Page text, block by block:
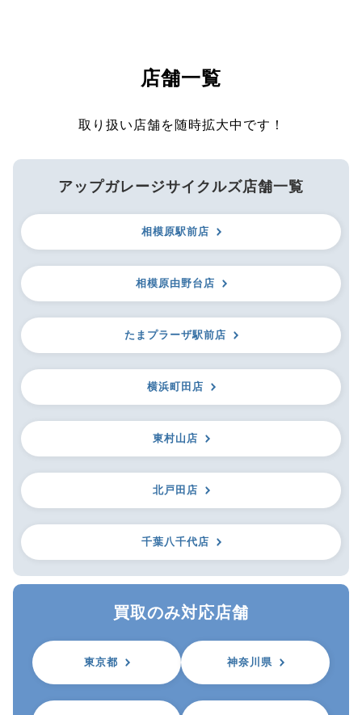
店舗一覧
取り扱い店舗を随時拡大中です！
アップガレージサイクルズ店舗一覧
相模原駅前店
相模原由野台店
たまプラーザ駅前店
横浜町田店
東村山店
北戸田店
千葉八千代店
買取のみ対応店舗
東京都 神奈川県